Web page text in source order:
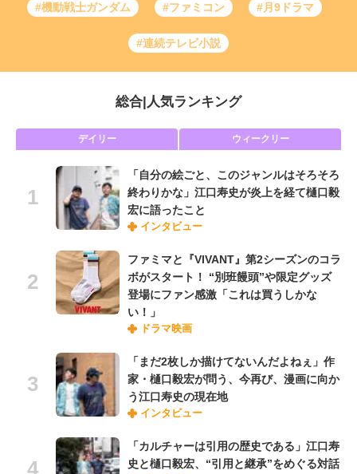
#機動戦士ガンダム #ファミコン #月9ドラマ
#連続テレビ小説
総合 人気ランキング
デイリー ウィークリー
「自分の絵ごと、このジャンルはそろそろ
終わりかな」江口寿史が炎上を経て樋口毅
宏に語ったこと
インタビュー
ファミマと『VIVANT』第2シーズンのコラ
ボがスタート！ “別班饅頭”や限定グッズ
登場にファン感激「これは買うしかな
い！」
ドラマ映画
「まだ2枚しか描けてないんだよねぇ」作
家・樋口毅宏が問う、今再び、漫画に向か
う江口寿史の現在地
インタビュー
「カルチャーは引用の歴史である」江口寿
史と樋口毅宏、“引用と継承”をめぐる対話